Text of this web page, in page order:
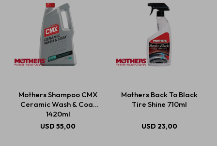
Mothers Shampoo CMX
Ceramic Wash & Coat
1420ml
USD55,00
Mothers Back To Black
Tire Shine 710ml
USD 23,00